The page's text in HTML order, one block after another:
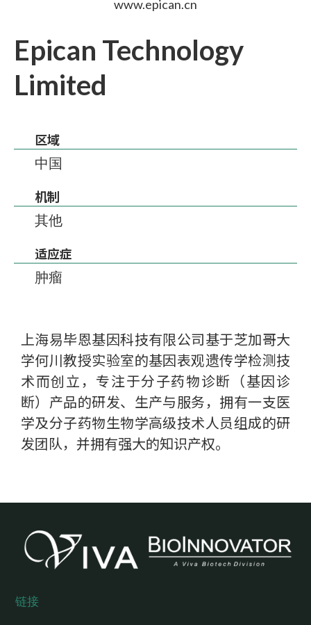
www.epican.cn
Epican Technology
Limited
区域
中国
机制
其他
适应症
肿瘤
上海易毕恩基因科技有限公司基于芝加哥大
学何川教授实验室的基因表观遗传学检测技
术而创立，专注于分子药物诊断（基因诊
断）产品的研发、生产与服务，拥有一支医
学及分子药物生物学高级技术人员组成的研
发团队，并拥有强大的知识产权。
链接